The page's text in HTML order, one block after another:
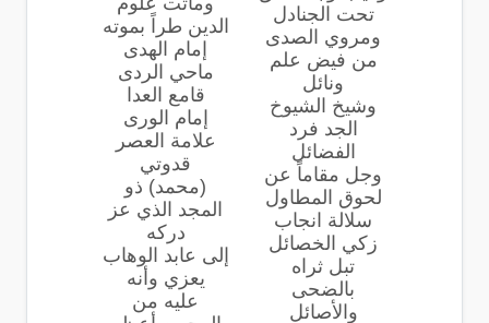
تحت الجنادل
ومروي الصدى
من فيض علم
ونائل
وشيخ الشيوخ
الجد فرد
الفضائل
وجل مقاماً عن
لحوق المطاول
سلالة انجاب
زكي الخصائل
تبل ثراه
بالضحى
والأصائل
الدين طراً بموته
إمام الهدى
ماحي الردى
قامع العدا
إمام الورى
علامة العصر
قدوتي
(محمد) ذو
المجد الذي عز
دركه
إلى عابد الوهاب
يعزي وأنه
عليه من